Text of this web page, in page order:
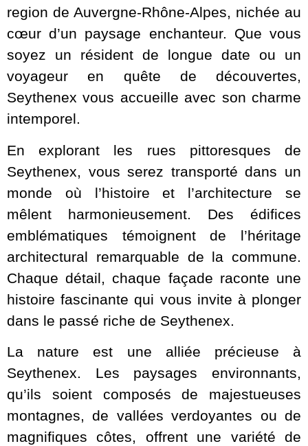
region de Auvergne-Rhône-Alpes, nichée au
cœur d’un paysage enchanteur. Que vous
soyez un résident de longue date ou un
voyageur en quête de découvertes,
Seythenex vous accueille avec son charme
intemporel.
En explorant les rues pittoresques de
Seythenex, vous serez transporté dans un
monde où l’histoire et l’architecture se
mêlent harmonieusement. Des édifices
emblématiques témoignent de l’héritage
architectural remarquable de la commune.
Chaque détail, chaque façade raconte une
histoire fascinante qui vous invite à plonger
dans le passé riche de Seythenex.
La nature est une alliée précieuse à
Seythenex. Les paysages environnants,
qu’ils soient composés de majestueuses
montagnes, de vallées verdoyantes ou de
magnifiques côtes, offrent une variété de